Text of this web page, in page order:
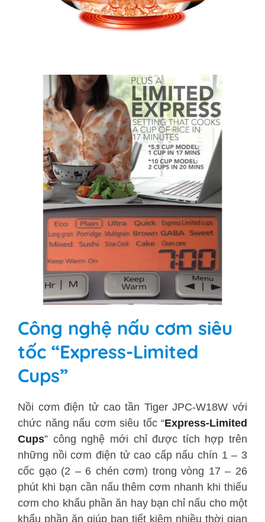
Công nghệ nấu cơm siêu
tốc “Express-Limited
Cups”
Nồi cơm điện tử cao tần TigerJPC-W18W với
chức năng nấu cơm siêu tốc “Express-Limited
Cups” công nghệ mới chỉ được tích hợp trên
những nồi cơm điện tử cao cấp nấu chín 1 – 3
cốc gạo (2 – 6 chén cơm) trong vòng 17 – 26
phút khi bạn cần nấu thêm cơm nhanh khi thiếu
cơm cho khẩu phần ăn hay bạn chỉ nấu cho một
khẩu phần ăn giúp bạn tiết kiệm nhiều thời gian